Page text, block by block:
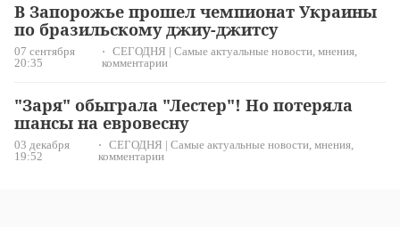
В Запорожье прошел чемпионат Украины
по бразильскому джиу-джитсу
07 сентября
20:35
СЕГОДНЯ | Самые актуальные новости, мнения,
комментарии
"Заря" обыграла "Лестер"! Но потеряла
шансы на евровесну
03 декабря
19:52
СЕГОДНЯ | Самые актуальные новости, мнения,
комментарии